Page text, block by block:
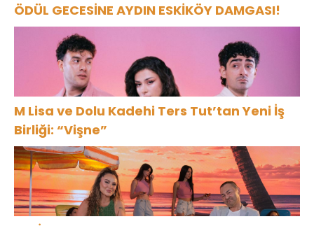
ÖDÜL GECESİNE AYDIN ESKİKÖY DAMGASI!
M Lisa ve Dolu Kadehi Ters Tut’tan Yeni İş
Birliği: “Vişne”